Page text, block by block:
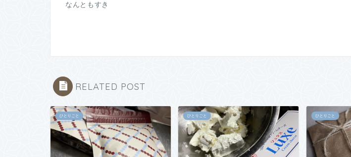
なんともすき
RELATED POST
ひとりごと ひとりごと ひとりごと